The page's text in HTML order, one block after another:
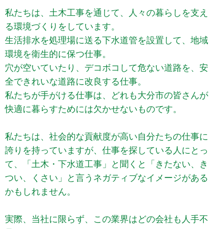
私たちは、土木工事を通じて、人々の暮らしを支え
る環境づくりをしています。
生活排水を処理場に送る下水道管を設置して、地域
環境を衛生的に保つ仕事。
穴が空いていたり、デコボコして危ない道路を、安
全できれいな道路に改良する仕事。
私たちが手がける仕事は、どれも大分市の皆さんが
快適に暮らすためには欠かせないものです。
私たちは、社会的な貢献度が高い自分たちの仕事に
誇りを持っていますが、仕事を探している人にとっ
て、「土木・下水道工事」と聞くと「きたない、き
つい、くさい」と言うネガティブなイメージがある
かもしれません。
実際、当社に限らず、この業界はどの会社も人手不